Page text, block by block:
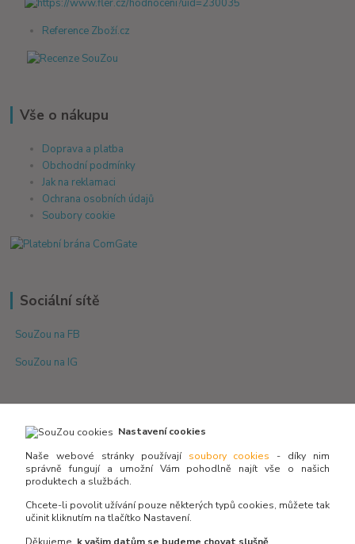
Reference Zboží.cz
Vše o nákupu
Doprava a platba
Obchodní podmínky
Jak na reklamaci
Ochrana osobních údajů
Soubory cookie
Sociální sítě
SouZou na FB
SouZou na IG
Není skladem? Potřebujete poradit s výběrem?
Zeptejte se:
Nastavení cookies
Naše webové stránky používají soubory cookies - díky nim
správně fungují a umožní Vám pohodlně najít vše o našich
produktech a službách.
Chcete-li povolit užívání pouze některých typů cookies, můžete tak
učinit kliknutím na tlačítko Nastavení.